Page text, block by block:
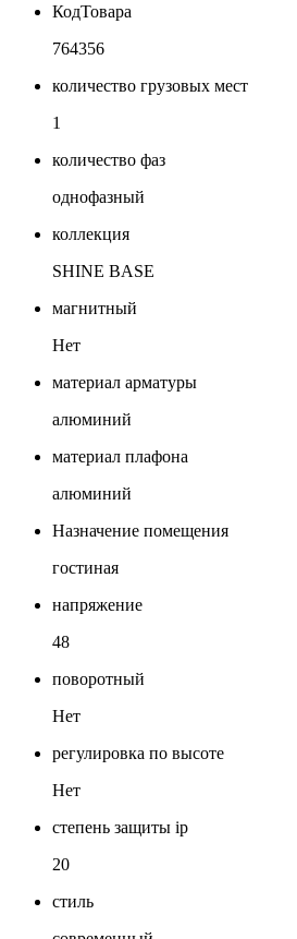
КодТовара
764356
количество грузовых мест
1
количество фаз
однофазный
коллекция
SHINE BASE
магнитный
Нет
материал арматуры
алюминий
материал плафона
алюминий
Назначение помещения
гостиная
напряжение
48
поворотный
Нет
регулировка по высоте
Нет
степень защиты ip
20
стиль